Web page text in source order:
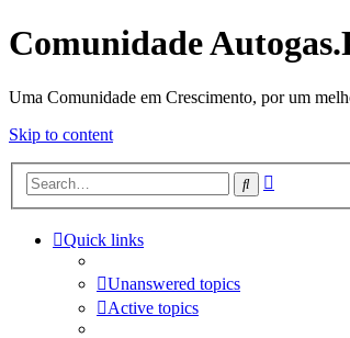
Comunidade
Uma Comunidade em Crescimento, por um
Skip to content
Search
Quick links
Unanswered topics
Active topics